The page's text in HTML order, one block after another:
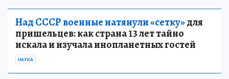
Над СССР военные натянули «сетку»для
пришельцев: как страна 13 лет тайно
искала и изучала инопланетных гостей
НАУКА